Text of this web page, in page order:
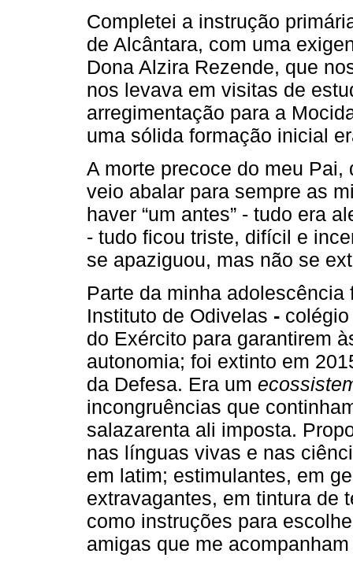
Completei a instrução
de Alcântara, com uma
Dona Alzira Rezende, que
nos levava em visitas de
arregimentação para a
uma sólida formação inicial
A morte precoce do meu
veio abalar para sempre as
haver “um antes” - tudo era
- tudo ficou triste, difícil e
se apaziguou, mas não se
Parte da minha
Instituto de Odivelas -
do Exército para garantirem
autonomia; foi extinto em
da Defesa. Era um
incongruências que
salazarenta ali imposta.
nas línguas vivas e nas
em latim; estimulantes, em
extravagantes, em tintura
como instruções para
amigas que me